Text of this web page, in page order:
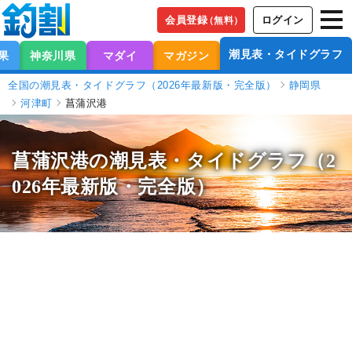
会員登録（無料） ログイン
神奈川県 マダイ マガジン 潮見表・タイドグラフ
全国の潮見表・タイドグラフ（2026年最新版・完全版）
静岡県
河津町
菖蒲沢港
菖蒲沢港の潮見表・タイドグラフ（2
026年最新版・完全版）